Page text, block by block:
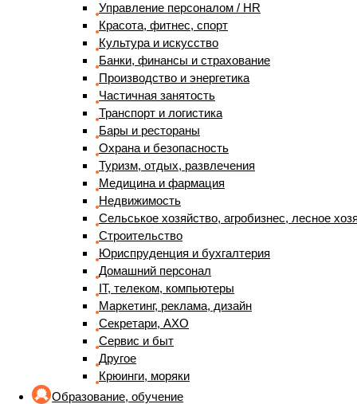
Управление персоналом / HR
Красота, фитнес, спорт
Культура и искусство
Банки, финансы и страхование
Производство и энергетика
Частичная занятость
Транспорт и логистика
Бары и рестораны
Охрана и безопасность
Туризм, отдых, развлечения
Медицина и фармация
Недвижимость
Сельськое хозяйство, агробизнес, лесное
Строительство
Юриспруденция и бухгалтерия
Домашний персонал
IT, телеком, компьютеры
Маркетинг, реклама, дизайн
Секретари, АХО
Сервис и быт
Другое
Крюинги, моряки
Образование, обучение